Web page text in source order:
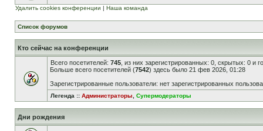
Удалить cookies конференции | Наша команда
Список форумов
Кто сейчас на конференции
Всего посетителей: 745 , из них зарегистрированных: 0, скрытых: 0 и
Больше всего посетителей (7542) здесь было 21 фев 2026, 01:28
Зарегистрированные пользователи: нет зарегистрированных
Легенда :: Администраторы Супермодераторы
Дни рождения